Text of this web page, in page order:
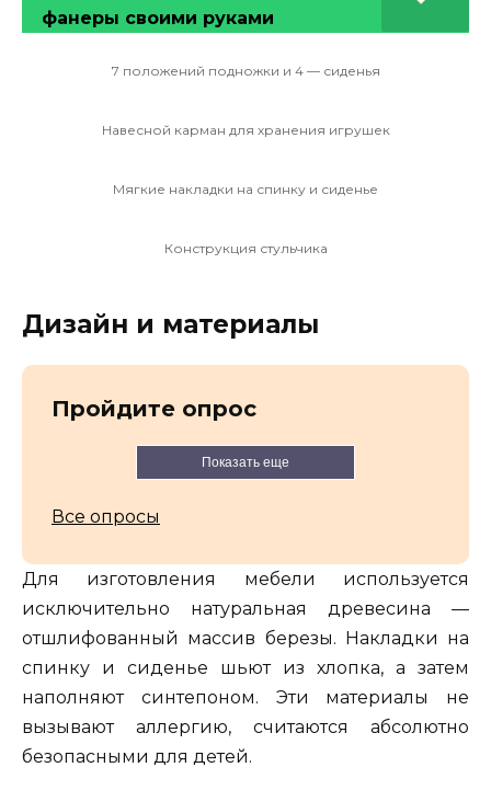
фанеры своими руками
7 положений подножки и 4 — сиденья
Навесной карман для хранения игрушек
Мягкие накладки на спинку и сиденье
Конструкция стульчика
Дизайн и материалы
Пройдите опрос
Показать еще
Все опросы
Для изготовления мебели используется
исключительно натуральная древесина —
отшлифованный массив березы. Накладки на
спинку и сиденье шьют из хлопка, а затем
наполняют синтепоном. Эти материалы не
вызывают аллергию, считаются абсолютно
безопасными для детей.